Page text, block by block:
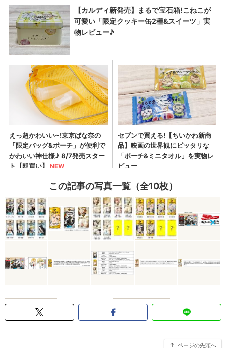
この記事の写真一覧（全10枚）
ページの先頭へ